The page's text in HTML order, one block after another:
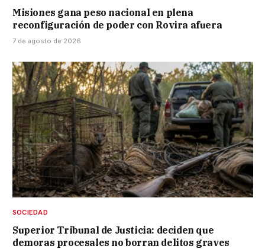
Misiones gana peso nacional en plena
reconfiguración de poder con Rovira afuera
7 de agosto de 2026
SOCIEDAD
Superior Tribunal de Justicia: deciden que
demoras procesales no borran delitos graves